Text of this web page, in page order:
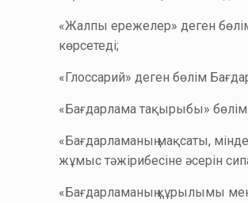
«Жалпы ережелер» деген
көрсетеді;
«Глоссарий» деген бөлім
«Бағдарлама тақырыбы»
«Бағдарламаның мақсаты,
жұмыс тәжірибесіне әсерін
«Бағдарламаның құрылымы мен